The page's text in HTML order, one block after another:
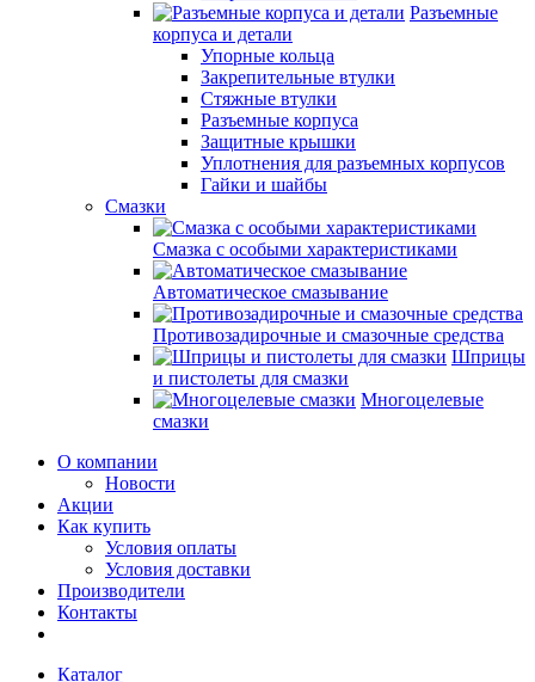
Разъемные
корпуса и детали
Упорные кольца
Закрепительные втулки
Стяжные втулки
Разъемные корпуса
Защитные крышки
Уплотнения для разъемных корпусов
Гайки и шайбы
Смазки
Смазка с особыми характеристиками
Автоматическое смазывание
Противозадирочные и смазочные средства
Шприцы
и пистолеты для смазки
Многоцелевые
смазки
О компании
Новости
Акции
Как купить
Условия оплаты
Условия доставки
Производители
Контакты
Каталог